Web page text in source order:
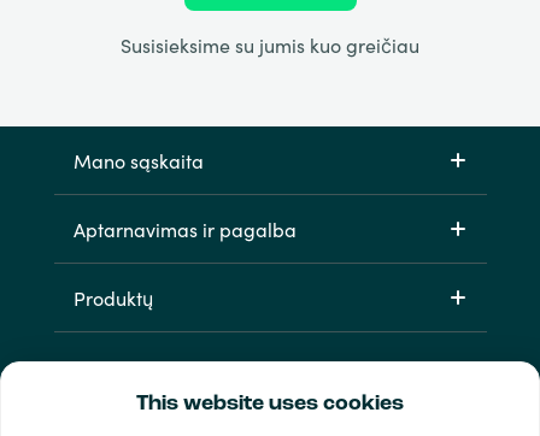
This website uses cookies
Susisieksime su jumis kuo greičiau
Mano sąskaita
Aptarnavimas ir pagalba
Produktų